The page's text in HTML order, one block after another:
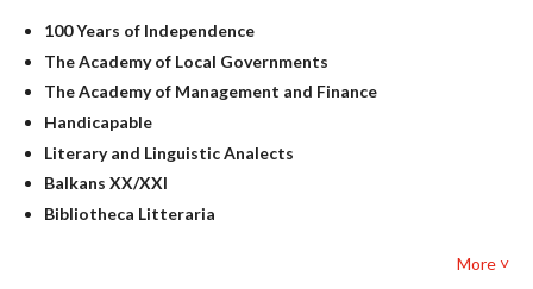
Linguistics
Judaica
Culture and art
Literary Studies
Mathematics
Pedagogy
Textbooks for foreigners
100 Years of Independence
The Academy of Local Governments
The Academy of Management and Finance
Handicapable
Literary and Linguistic Analects
Balkans XX/XXI
Bibliotheca Litteraria
More ˅